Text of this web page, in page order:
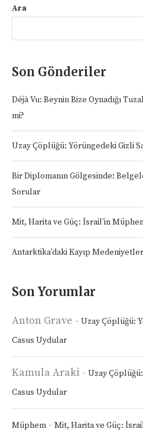
Ara
Son Gönderiler
Déjà Vu: Beynin Bize Oynadığı
mi?
Uzay Çöplüğü: Yörüngedeki Gizli
Bir Diplomanın Gölgesinde:
Sorular
Mit, Harita ve Güç: İsrail’in
Antarktika’daki Kayıp Medeniyetler
Son Yorumlar
Anton Grave - Uzay Çöplüğü:
Casus Uydular
Kamula Araki - Uzay
Casus Uydular
Müphem - Mit, Harita ve Güç: